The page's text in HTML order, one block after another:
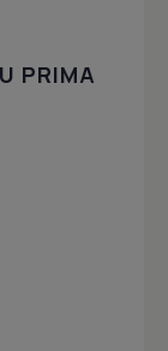
PRIMA